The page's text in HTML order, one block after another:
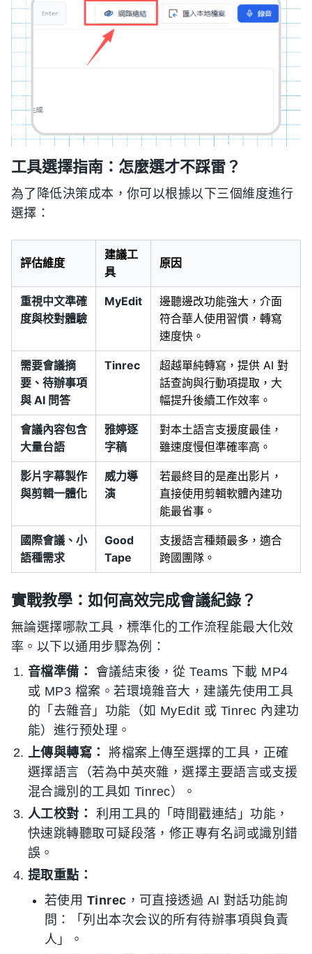
工具選擇指南：怎麼選才不踩雷？
為了降低決策成本，你可以根據以下三個維度進行
選擇：
評估維度
建議工
具
原因
重視中文準確
度與校對體驗
MyEdit
邊聽邊改功能強大，介面
符合華人使用習慣，轉寫
速度快。
需要會議摘
要、待辦事項
與 AI 問答
Tinrec
超越單純轉寫，提供 AI 對
話查詢與行動項提取，大
幅提升後續工作效率。
會議內容包含
大量台語
雅婷逐
字稿
對本土語言支援度最佳，
雖速度慢但準確率高。
影片字幕製作
與剪輯一體化
威力導
演
若最終目的是產出影片，
直接使用剪輯軟體內建功
能最省事。
國際會議、小
語種需求
Good
Tape
支援語言種類最多，適合
跨國團隊。
實戰教學：如何高效完成會議紀錄？
無論選擇哪款工具，標準化的工作流程能最大化效
率。以下以通用步驟為例：
音檔準備：
會議結束後，從 Teams 下載 MP4
或 MP3 檔案。若環境雜音大，建議先使用工具
的「去雜音」功能（如 MyEdit 或 Tinrec 內建功
能）進行预处理。
上傳與轉寫：
將檔案上傳至選擇的工具，正確
選擇語言（若為中英夾雜，選擇主要語言或支援
混合識別的工具如 Tinrec）。
人工校對：
利用工具的「時間戳連結」功能，
快速跳轉聽取可疑段落，修正專有名詞或識別錯
誤。
提取重點：
若使用 Tinrec ，可直接透過 AI 對話功能詢
問：「列出本次会议的所有待辦事項與負責
人」。